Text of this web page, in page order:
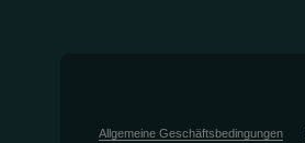
Allgemeine Geschäftsbedingungen